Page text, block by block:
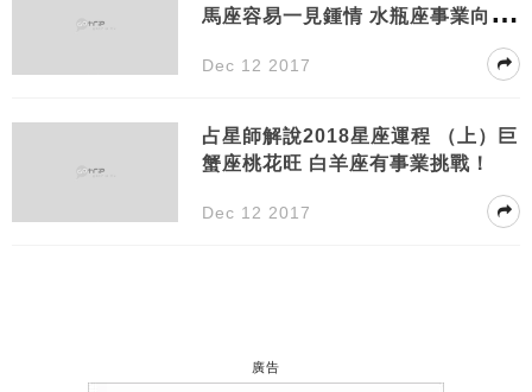
馬座容易一見鍾情 水瓶座事業向上
Dec 12 2017
占星師解說2018星座運程 （上）巨
蟹座桃花旺 白羊座有事業挑戰！
Dec 12 2017
廣告